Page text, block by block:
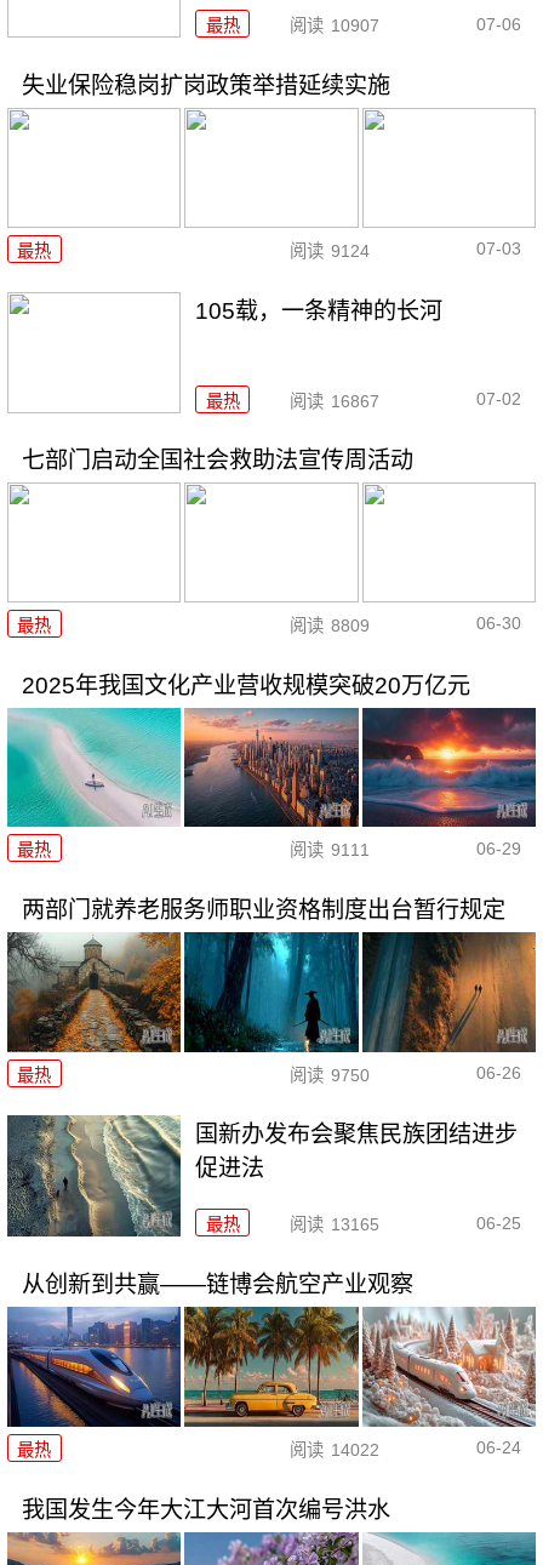
最热 阅读 10907 07-06
失业保险稳岗扩岗政策举措延续实施
最热 阅读 9124 07-03
105载，一条精神的长河
最热 阅读 16867 07-02
七部门启动全国社会救助法宣传周活动
最热 阅读 8809 06-30
2025年我国文化产业营收规模突破20万亿元
最热 阅读 9111 06-29
两部门就养老服务师职业资格制度出台暂行规定
最热 阅读 9750 06-26
国新办发布会聚焦民族团结进步
促进法
最热 阅读 13165 06-25
从创新到共赢——链博会航空产业观察
最热 阅读 14022 06-24
我国发生今年大江大河首次编号洪水